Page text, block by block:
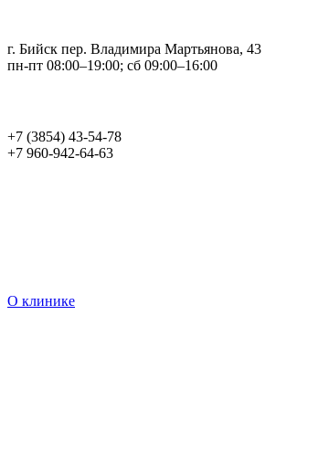
г. Бийск пер. Владимира Мартьянова, 43
пн-пт 08:00–19:00; сб 09:00–16:00
+7 (3854) 43-54-78
+7 960-942-64-63
О клинике